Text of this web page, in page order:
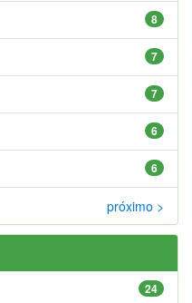
8
7
7
6
6
próximo >
24